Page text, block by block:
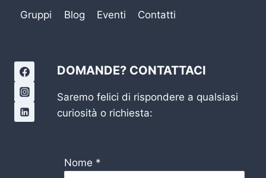
Gruppi
Blog Eventi Contatti
DOMANDE? CONTATTACI
Saremo felici di rispondere a qualsiasi
curiosità o richiesta:
Nome *